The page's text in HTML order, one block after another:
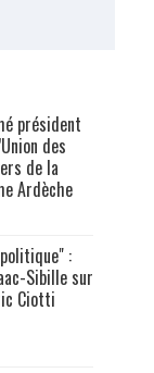
président
des
de la
Ardèche
:
Sibille sur
Ciotti